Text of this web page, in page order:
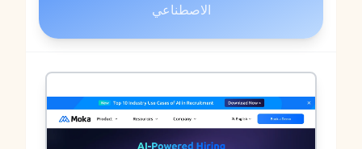
الاصطناعي